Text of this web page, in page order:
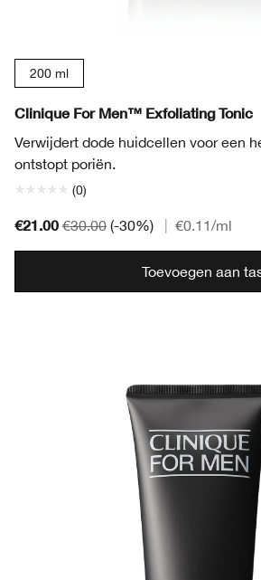
200 ml
Clinique For Men™ Exfoliating Tonic
Verwijdert dode huidcellen voor een
ontstopt poriën.
(0)
€21.00 €30.00 (-30%) €0.11/ml
Toevoegen aan